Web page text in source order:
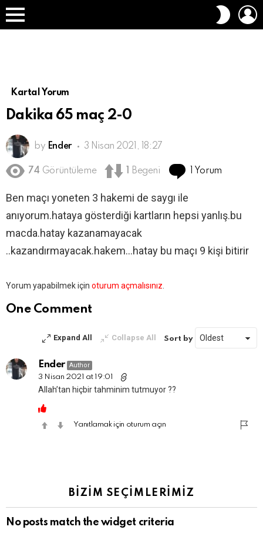
Menü
DIŞ
Kartal Yorum
Dakika 65 maç 2-0
by Ender 3 Nisan 2021, 18:27
74 Görüntüleme Begeni 1 Yorum
Ben maçı yoneten 3 hakemi de saygı ile
anıyorum.hataya gösterdiği kartların hepsi yanlış.bu
macda.hatay kazanamayacak
..kazandırmayacak.hakem…hatay bu maçı 9 kişi bitirir
Bir
yazın
Yorum yapabilmek için oturum açmalısınız.
One Comment
Expand All Collapse All Sort by
Ender Author
3 Nisan 2021 at 19:01
Allah’tan hiçbir tahminim tutmuyor ??
Yanıtlamak için oturum açın
BİZİM SEÇİMLERİMİZ
No posts match the widget criteria